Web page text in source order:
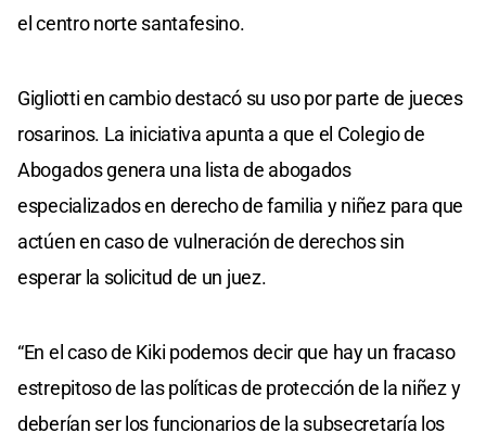
el centro norte santafesino.
Gigliotti en cambio destacó su uso por parte de jueces
rosarinos. La iniciativa apunta a que el Colegio de
Abogados genera una lista de abogados
especializados en derecho de familia y niñez para que
actúen en caso de vulneración de derechos sin
esperar la solicitud de un juez.
“En el caso de Kiki podemos decir que hay un fracaso
estrepitoso de las políticas de protección de la niñez y
deberían ser los funcionarios de la subsecretaría los